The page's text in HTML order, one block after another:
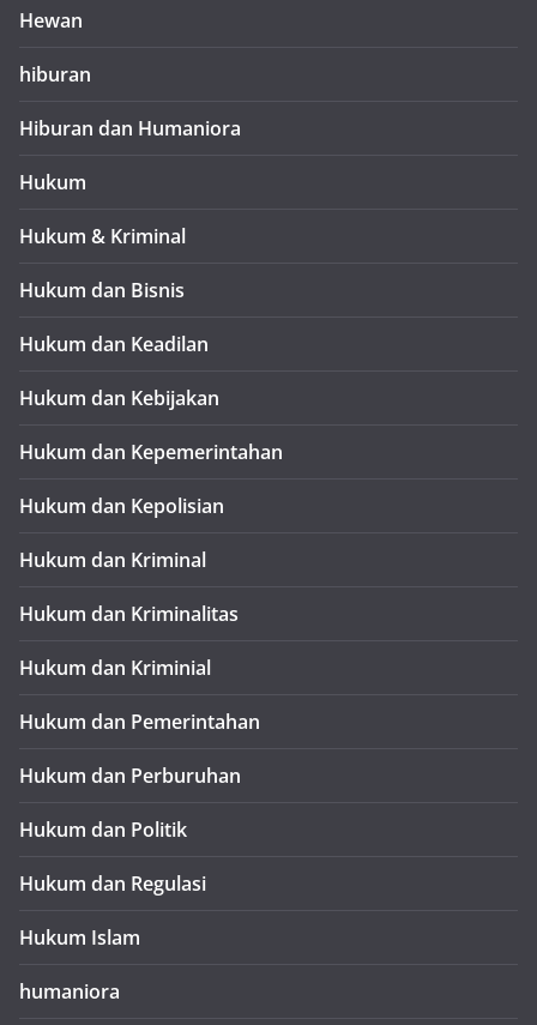
Hewan
hiburan
Hiburan dan Humaniora
Hukum
Hukum & Kriminal
Hukum dan Bisnis
Hukum dan Keadilan
Hukum dan Kebijakan
Hukum dan Kepemerintahan
Hukum dan Kepolisian
Hukum dan Kriminal
Hukum dan Kriminalitas
Hukum dan Kriminial
Hukum dan Pemerintahan
Hukum dan Perburuhan
Hukum dan Politik
Hukum dan Regulasi
Hukum Islam
humaniora